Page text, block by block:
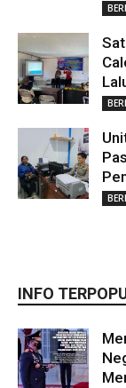
INFO